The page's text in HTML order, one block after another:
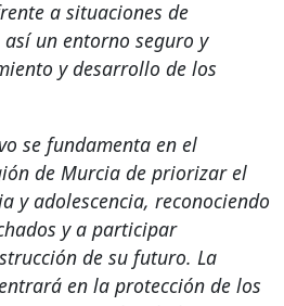
a situaciones de
un entorno seguro y
y desarrollo de los
se fundamenta en el
de Murcia de priorizar el
y adolescencia, reconociendo
y a participar
de su futuro. La
en la protección de los